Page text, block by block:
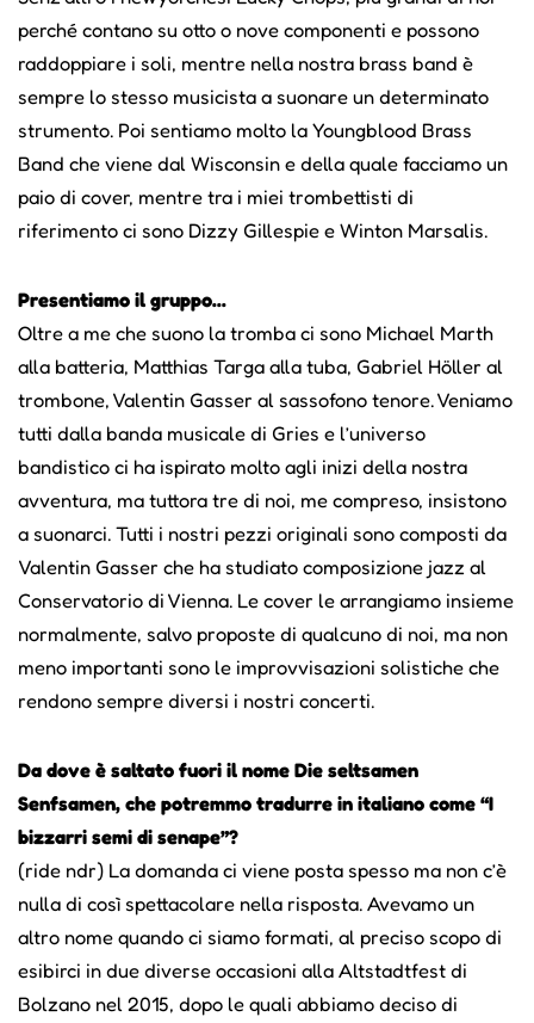
perché contano su otto o nove componenti e possono
raddoppiare i soli, mentre nella nostra brass band è
sempre lo stesso musicista a suonare un determinato
strumento. Poi sentiamo molto la Youngblood Brass
Band che viene dal Wisconsin e della quale facciamo un
paio di cover, mentre tra i miei trombettisti di
riferimento ci sono Dizzy Gillespie e Winton Marsalis.
Presentiamo il gruppo...
Oltre a me che suono la tromba ci sono Michael Marth
alla batteria, Matthias Targa alla tuba, Gabriel Höller al
trombone, Valentin Gasser al sassofono tenore. Veniamo
tutti dalla banda musicale di Gries e l’universo
bandistico ci ha ispirato molto agli inizi della nostra
avventura, ma tuttora tre di noi, me compreso, insistono
a suonarci. Tutti i nostri pezzi originali sono composti da
Valentin Gasser che ha studiato composizione jazz al
Conservatorio di Vienna. Le cover le arrangiamo insieme
normalmente, salvo proposte di qualcuno di noi, ma non
meno importanti sono le improvvisazioni solistiche che
rendono sempre diversi i nostri concerti.
Da dove è saltato fuori il nome Die seltsamen
Senfsamen, che potremmo tradurre in italiano come “I
bizzarri semi di senape”?
(ride ndr) La domanda ci viene posta spesso ma non c’è
nulla di così spettacolare nella risposta. Avevamo un
altro nome quando ci siamo formati, al preciso scopo di
esibirci in due diverse occasioni alla Altstadtfest di
Bolzano nel 2015, dopo le quali abbiamo deciso di